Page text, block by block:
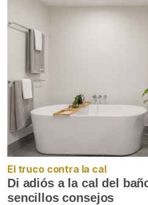
El truco contra la cal
Di adiós a la cal del
sencillos consejos